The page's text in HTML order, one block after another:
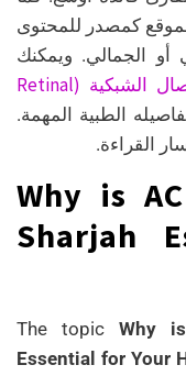
كمصدر للمحتوى
أو الجمالي. ويمكنك
عملية انفصال الشبكية (Retinal
الطبية المهمة.
القراءة.
Why is
Sharjah
The topic Why
Essential for Your